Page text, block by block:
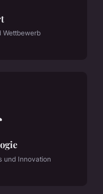
Wettbewerb
und Innovation